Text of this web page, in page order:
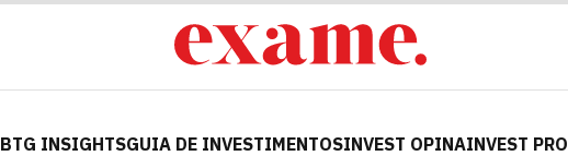
BTG INSIGHTSGUIA DE INVESTIMENTOSINVEST OPINAINVEST PRO